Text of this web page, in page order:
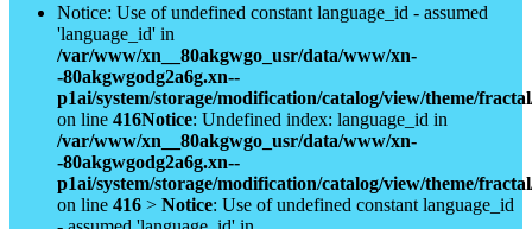
Notice: Use of undefined constant language_id - assumed
'language_id' in
/var/www/xn__80akgwgo_usr/data/www/xn-
-80akgwgodg2a6g.xn--
p1ai/system/storage/modification/catalog/view/theme/
on line 416Notice: Undefined index: language_id in
/var/www/xn__80akgwgo_usr/data/www/xn-
-80akgwgodg2a6g.xn--
p1ai/system/storage/modification/catalog/view/theme/
on line 416 > Notice: Use of undefined constant language_id